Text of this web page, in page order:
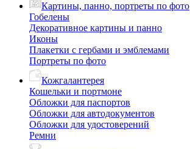
Картины, панно, портреты по фото
Гобелены
Декоративное картины и панно
Иконы
Плакетки с гербами и эмблемами
Портреты по фото
Кожгалантерея
Кошельки и портмоне
Обложки для паспортов
Обложки для автодокументов
Обложки для удостоверений
Ремни